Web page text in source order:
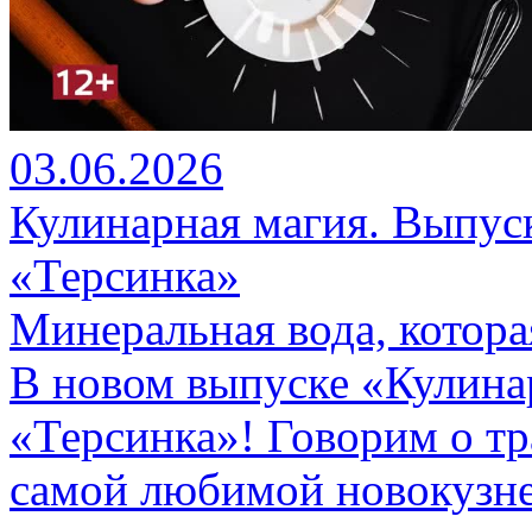
03.06.2026
Кулинарная магия.
«Терсинка»
Минеральная вода,
В новом выпуске
«Терсинка»! Говорим о
самой любимой